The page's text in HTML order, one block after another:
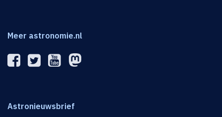
Meer astronomie.nl
Astronieuwsbrief